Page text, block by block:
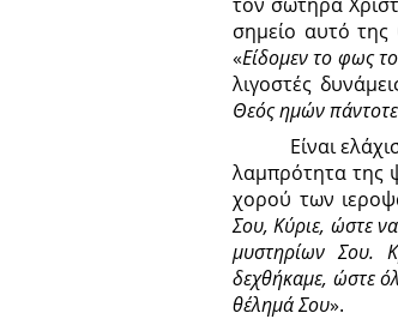
σημείο αυτό της
«Είδομεν το φως
λιγοστές
Θεός ημών
Είναι
λαμπρότητα της
χορού των
Σου, Κύριε, ώστε
μυστηρίων Σου.
δεχθήκαμε, ώστε
θέλημά Σου».